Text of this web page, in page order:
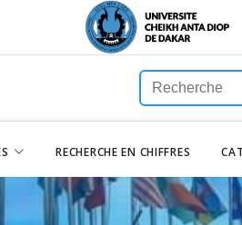
RECHERCHE EN CHIFFRES